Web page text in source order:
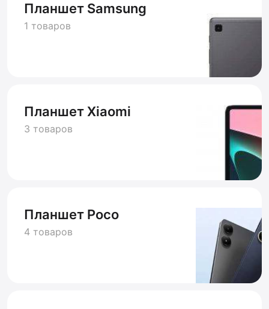
Планшет Samsung
1 товаров
Планшет Xiaomi
3 товаров
Планшет Poco
4 товаров